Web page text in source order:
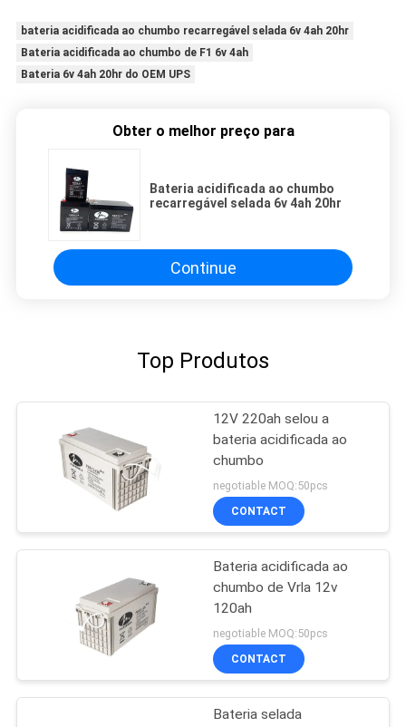
bateria acidificada ao chumbo recarregável selada 6v 4ah 20hr
Bateria acidificada ao chumbo de F1 6v 4ah
Bateria 6v 4ah 20hr do OEM UPS
Obter o melhor preço para
Bateria acidificada ao chumbo
recarregável selada 6v 4ah 20hr
Continue
Top Produtos
12V 220ah selou a
bateria acidificada ao
chumbo
negotiable MOQ:50pcs
CONTACT
Bateria acidificada ao
chumbo de Vrla 12v
120ah
negotiable MOQ:50pcs
CONTACT
Bateria selada